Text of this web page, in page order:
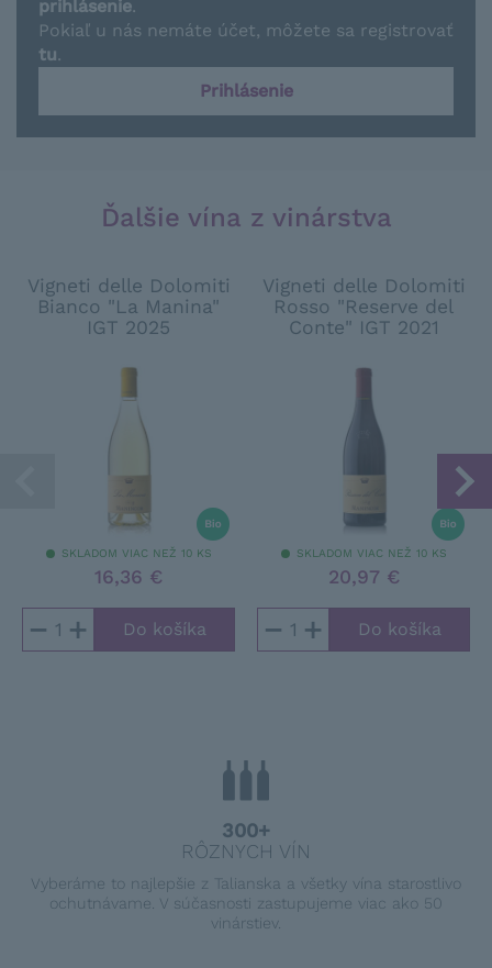
prihlásenie.
Pokiaľ u nás nemáte účet, môžete sa registrovať
tu.
Prihlásenie
Ďalšie vína z vinárstva
Vigneti delle Dolomiti
Bianco "La Manina"
IGT 2025
SKLADOM VIAC NEŽ 10 KS
16,36 €
− +
Vigneti delle Dolomiti
Rosso "Reserve del
Conte" IGT 2021
SKLADOM VIAC NEŽ 10 KS
20,97 €
− +
300+
RÔZNYCH VÍN
Vyberáme to najlepšie z Talianska a všetky vína starostlivo
ochutnávame. V súčasnosti zastupujeme viac ako 50
vinárstiev.